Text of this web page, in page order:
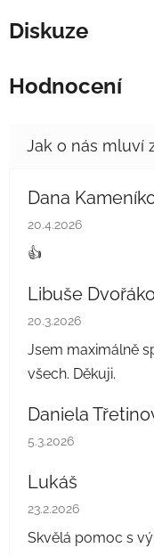
Diskuze
Hodnocení
Dana
Hodnocení
20.4.2026
👍
Libuše
Hodnocení
20.3.2026
Jsem maximálně
všech. Děkuji.
Daniela
Hodnocení
5.3.2026
Lukáš
Hodnocení
23.2.2026
Skvělá pomoc s